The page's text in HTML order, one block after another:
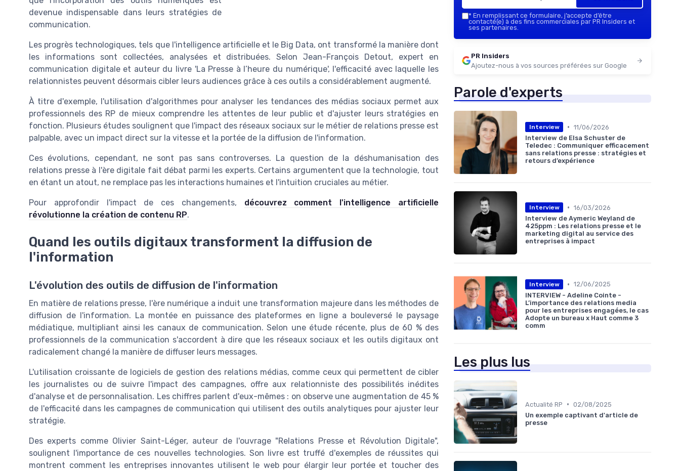
devenue indispensable dans leurs stratégies de
communication.
Les progrès technologiques, tels que l'intelligence artificielle et le Big Data, ont transformé la manière dont
les informations sont collectées, analysées et distribuées. Selon Jean-François Detout, expert en
communication digitale et auteur du livre 'La Presse à l’heure du numérique', l'efficacité avec laquelle les
relationnistes peuvent désormais cibler leurs audiences grâce à ces outils a considérablement augmenté.
À titre d'exemple, l'utilisation d'algorithmes pour analyser les tendances des médias sociaux permet aux
professionnels des RP de mieux comprendre les attentes de leur public et d'ajuster leurs stratégies en
fonction. Plusieurs études soulignent que l'impact des réseaux sociaux sur le métier de relations presse est
palpable, avec un impact direct sur la vitesse et la portée de la diffusion de l'information.
Ces évolutions, cependant, ne sont pas sans controverses. La question de la déshumanisation des
relations presse à l'ère digitale fait débat parmi les experts. Certains argumentent que la technologie, tout
en étant un atout, ne remplace pas les interactions humaines et l'intuition cruciales au métier.
Pour approfondir l'impact de ces changements, découvrez comment l'intelligence artificielle
révolutionne la création de contenu RP.
Quand les outils digitaux transforment la diffusion de
l'information
L'évolution des outils de diffusion de l'information
En matière de relations presse, l'ère numérique a induit une transformation majeure dans les méthodes de
diffusion de l'information. La montée en puissance des plateformes en ligne a bouleversé le paysage
médiatique, multipliant ainsi les canaux de communication. Selon une étude récente, plus de 60 % des
professionnels de la communication s'accordent à dire que les réseaux sociaux et les outils digitaux ont
radicalement changé la manière de diffuser leurs messages.
L'utilisation croissante de logiciels de gestion des relations médias, comme ceux qui permettent de cibler
les journalistes ou de suivre l'impact des campagnes, offre aux relationniste des possibilités inédites
d'analyse et de personnalisation. Les chiffres parlent d'eux-mêmes : on observe une augmentation de 45 %
de l'efficacité dans les campagnes de communication qui utilisent des outils analytiques pour ajuster leur
stratégie.
Des experts comme Olivier Saint-Léger, auteur de l'ouvrage "Relations Presse et Révolution Digitale",
soulignent l'importance de ces nouvelles technologies. Son livre est truffé d'exemples de réussites qui
montrent comment les entreprises innovantes utilisent le web pour élargir leur portée et toucher des
* En remplissant ce formulaire, j’accepte d’être
contacté(e) à des fins commerciales par PR Insiders et
ses partenaires.
PR Insiders
Ajoutez-nous à vos sources préférées sur Google
Parole d'experts
Interview • 11/06/2026
Interview de Elsa Schuster de
Teledec : Communiquer efficacement
sans relations presse : stratégies et
retours d’expérience
Interview • 16/03/2026
Interview de Aymeric Weyland de
425ppm : Les relations presse et le
marketing digital au service des
entreprises à impact
Interview • 12/06/2025
INTERVIEW - Adeline Cointe -
L’importance des relations media
pour les entreprises engagées, le cas
Adopte un bureau x Haut comme 3
comm
Les plus lus
Actualité RP • 02/08/2025
Un exemple captivant d'article de
presse